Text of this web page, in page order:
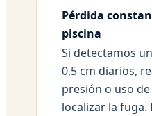
Pérdida
piscina
Si detectamos
0,5 cm diarios,
presión o uso
localizar la fuga.